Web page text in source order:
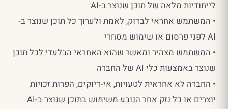
לייחודיות מלאה של תוכן שנוצר ב-AI
• המשתמש אחראי לבדוק, לאמת ולערוך כל תוכן שנוצר ב-
AI לפני פרסום או שימוש מסחרי
• המשתמש מצהיר ומאשר שהוא האחראי הבלעדי לכל תוכן
שנוצר באמצעות כלי AI של החברה
• החברה לא אחראית לטעויות, אי-דיוקים, הפרות זכויות
יוצרים או כל נזק אחר הנובע משימוש בתוכן שנוצר ב-AI